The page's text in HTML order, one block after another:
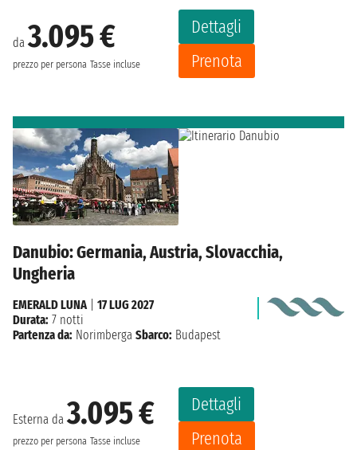
da3.095 €
prezzo per persona Tasse incluse
Dettagli
Prenota
Danubio: Germania, Austria, Slovacchia,
Ungheria
Esterna da3.095 €
prezzo per persona Tasse incluse
Dettagli
Prenota
EMERALD LUNA
17 LUG 2027
Durata: 7 notti
Partenza da: Norimberga Sbarco: Budapest